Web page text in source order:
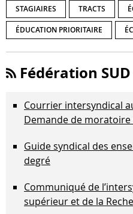
STAGIAIRES TRACTS
ÉDUCATION PRIORITAIRE
Fédération
Courrier intersyndical
Demande de moratoire
Guide syndical des
degré
Communiqué de
supérieur et de la